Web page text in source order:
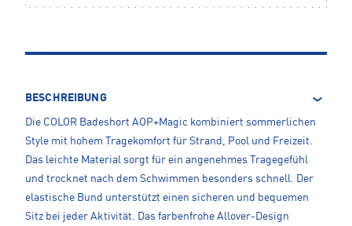
BESCHREIBUNG
Die COLOR Badeshort AOP+Magic kombiniert sommerlichen
Style mit hohem Tragekomfort für Strand, Pool und Freizeit.
Das leichte Material sorgt für ein angenehmes Tragegefühl
und trocknet nach dem Schwimmen besonders schnell. Der
elastische Bund unterstützt einen sicheren und bequemen
Sitz bei jeder Aktivität. Das farbenfrohe Allover-Design